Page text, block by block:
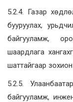
5.2.4. Газар
бууруулах,
байгууламж,
шаардлага
шаттайгаар
5.2.5.
байгууламж,